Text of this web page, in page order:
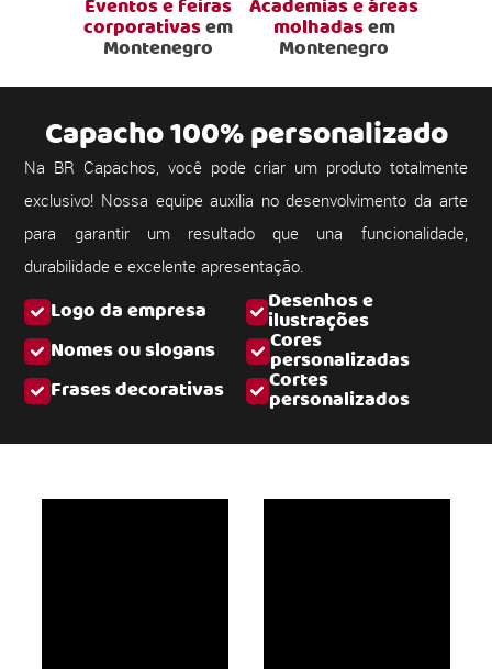
Eventos e feiras
corporativasem
Montenegro
Academias e áreas
molhadasem
Montenegro
Logo da empresa Desenhos e
ilustrações
Nomes ou slogans
Cores
personalizadas
Frases decorativas
Cortes
personalizados
Capacho 100% personalizado
Na BR Capachos, você pode criar um produto totalmente
exclusivo! Nossa equipe auxilia no desenvolvimento da arte
para garantir um resultado que una funcionalidade,
durabilidade e excelente apresentação.